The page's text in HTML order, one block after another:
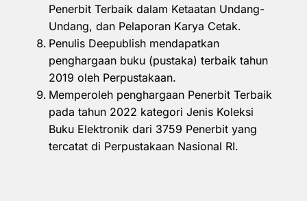
Penerbit Terbaik dalam Ketaatan Undang-
Undang, dan Pelaporan Karya Cetak.
Penulis Deepublish mendapatkan
penghargaan buku (pustaka) terbaik tahun
2019 oleh Perpustakaan.
Memperoleh penghargaan Penerbit Terbaik
pada tahun 2022 kategori Jenis Koleksi
Buku Elektronik dari 3759 Penerbit yang
tercatat di Perpustakaan Nasional RI.